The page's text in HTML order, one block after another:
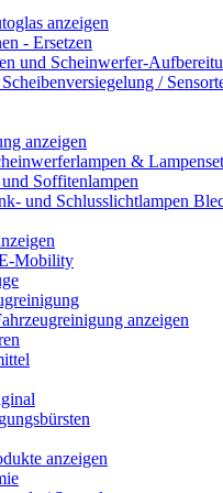
anzeigen
- Ersetzen
und Scheinwerfer-
/
anzeigen
&
Soffitenlampen
und Schlusslichtlampen
Mobility
anzeigen
anzeigen